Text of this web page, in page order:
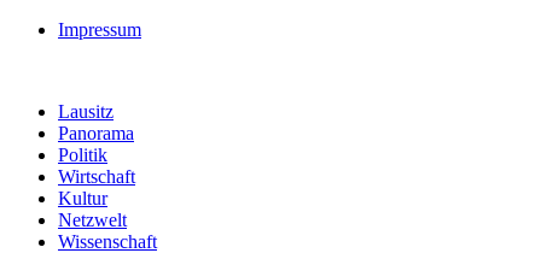
Impressum
Lausitz
Panorama
Politik
Wirtschaft
Kultur
Netzwelt
Wissenschaft